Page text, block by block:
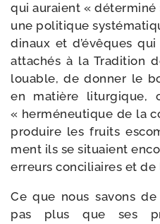
qui auraient «
une poli­tique
di­naux et d’é­vêques
atta­chés à la Tradition
louable, de don­ner le
en matière litur­gique,
« her­mé­neu­tique de la
pro­duire les fruits
ment ils se situaient
erreurs conci­liaires et
Ce que nous savons de
pas plus que ses